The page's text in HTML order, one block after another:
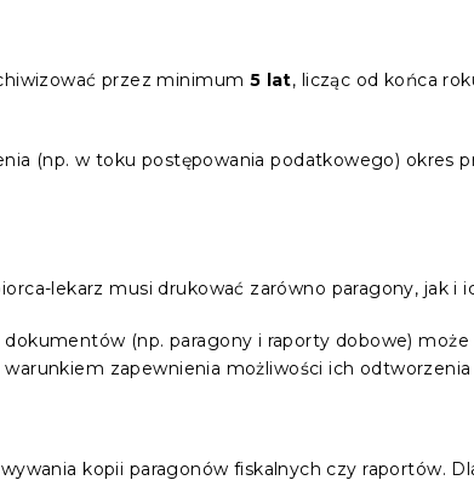
przez minimum 5 lat, licząc od końca
(np. w toku postępowania podatkowego) okres
lekarz musi drukować zarówno paragony, jak i
dokumentów (np. paragony i raporty dobowe) może
zapewnienia możliwości ich
kopii paragonów fiskalnych czy raportów.